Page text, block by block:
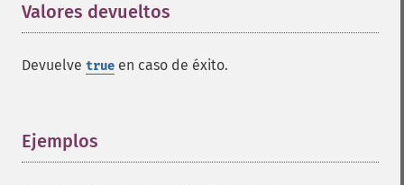
Valores devueltos
Devuelve true en caso de éxito.
Ejemplos
previousImage
profileImage
quantizeImages
queryFormats
raiseImage